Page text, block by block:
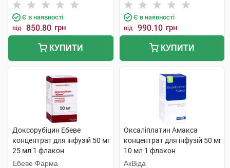
Є в наявності
від 850.80 грн
КУПИТИ
Є в наявності
від 990.10 грн
КУПИТИ
Доксорубіцин Ебеве
концентрат для інфузій 50 мг
25 мл 1 флакон
Ебеве Фарма
Оксаліплатин Амакса
концентрат для інфузій 50 мг
10 мл 1 флакон
АкВіда